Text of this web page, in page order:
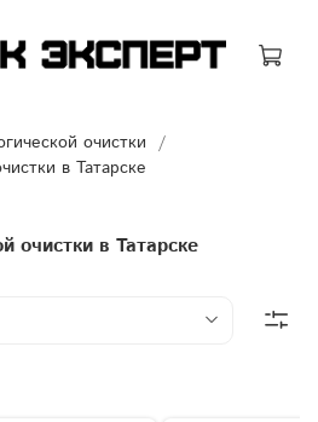
очистки
в Татарске
очистки в Татарске